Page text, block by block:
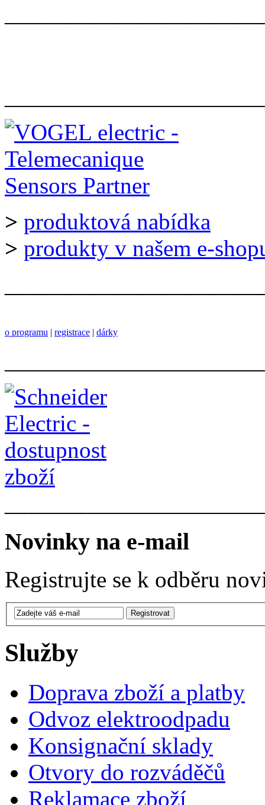
> produktová nabídka
> produkty v našem e-
o programu | registrace | dárky
Novinky na e-mail
Registrujte se k odběru
Služby
Doprava zboží a platby
Odvoz elektroodpadu
Konsignační sklady
Otvory do rozváděčů
Reklamace zboží